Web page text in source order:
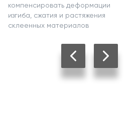
компенсировать деформации
изгиба, сжатия и растяжения
склеенных материалов